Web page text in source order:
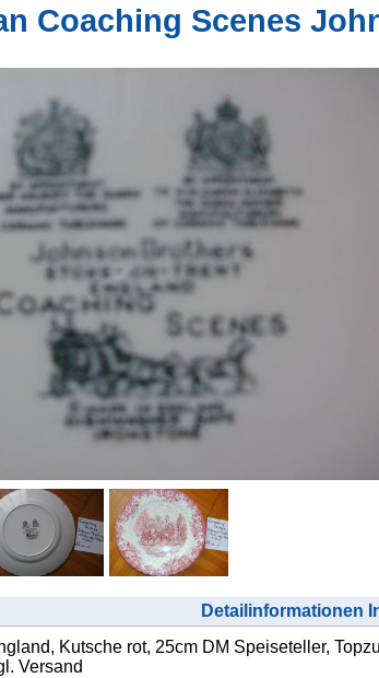
Coaching Scenes
Detailinformationen
Kutsche rot, 25cm DM Speiseteller,
Versand